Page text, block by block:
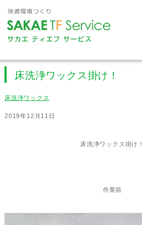
床洗浄ワックス掛け！
床洗浄ワックス
2019年12月11日
床洗浄ワックス掛け！
作業前